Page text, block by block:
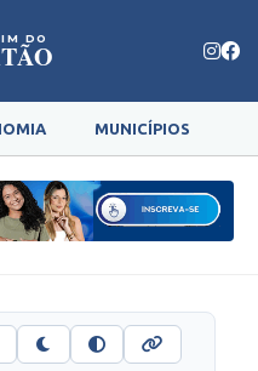
DO
MUNICÍPIOS